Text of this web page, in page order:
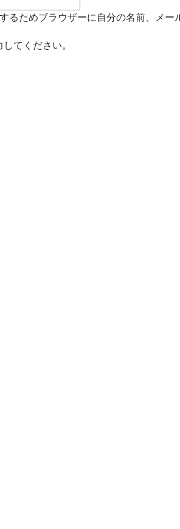
るためブラウザーに自分の名前、メー
てください。